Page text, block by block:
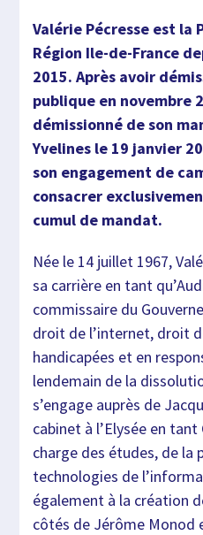
Valérie Pécresse est la
Région Ile-de-France
2015. Après avoir
publique en novembre
démissionné de son
Yvelines le 19 janvier
son engagement de
consacrer
cumul de mandat.
Née le 14 juillet 1967,
sa carrière en tant
commissaire du
droit de l’internet, droit
handicapées et en
lendemain de la
s’engage auprès de
cabinet à l’Elysée en
charge des études, de la
technologies de
également à la création
côtés de Jérôme Monod